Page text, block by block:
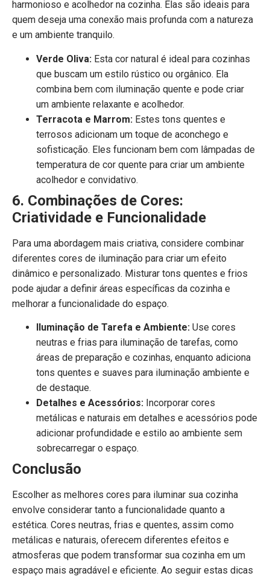
harmonioso e acolhedor na cozinha. Elas são ideais para
quem deseja uma conexão mais profunda com a natureza
e um ambiente tranquilo.
Verde Oliva: Esta cor natural é ideal para cozinhas
que buscam um estilo rústico ou orgânico. Ela
combina bem com iluminação quente e pode criar
um ambiente relaxante e acolhedor.
Terracota e Marrom: Estes tons quentes e
terrosos adicionam um toque de aconchego e
sofisticação. Eles funcionam bem com lâmpadas de
temperatura de cor quente para criar um ambiente
acolhedor e convidativo.
6. Combinações de Cores:
Criatividade e Funcionalidade
Para uma abordagem mais criativa, considere combinar
diferentes cores de iluminação para criar um efeito
dinâmico e personalizado. Misturar tons quentes e frios
pode ajudar a definir áreas específicas da cozinha e
melhorar a funcionalidade do espaço.
Iluminação de Tarefa e Ambiente: Use cores
neutras e frias para iluminação de tarefas, como
áreas de preparação e cozinhas, enquanto adiciona
tons quentes e suaves para iluminação ambiente e
de destaque.
Detalhes e Acessórios: Incorporar cores
metálicas e naturais em detalhes e acessórios pode
adicionar profundidade e estilo ao ambiente sem
sobrecarregar o espaço.
Conclusão
Escolher as melhores cores para iluminar sua cozinha
envolve considerar tanto a funcionalidade quanto a
estética. Cores neutras, frias e quentes, assim como
metálicas e naturais, oferecem diferentes efeitos e
atmosferas que podem transformar sua cozinha em um
espaço mais agradável e eficiente. Ao seguir estas dicas